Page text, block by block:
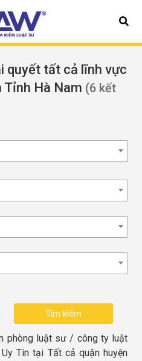
quyết tất cả lĩnh vực
Tỉnh Hà Nam (6 kết
phòng luật sư / công ty luật
Tín tại Tất cả quận huyện